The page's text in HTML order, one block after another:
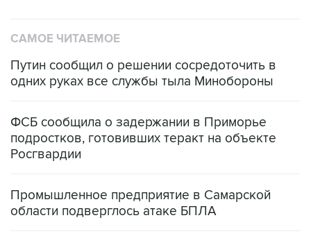
САМОЕ ЧИТАЕМОЕ
Путин сообщил о решении сосредоточить в
одних руках все службы тыла Минобороны
ФСБ сообщила о задержании в Приморье
подростков, готовивших теракт на объекте
Росгвардии
Промышленное предприятие в Самарской
области подверглось атаке БПЛА